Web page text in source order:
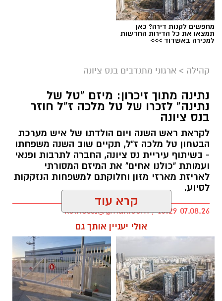
מחפשים לקנות דירה? כאן
תמצאו את כל הדירות החדשות
למכירה באשדוד >>>
קהילה > ארגוני מתנדבים בנס ציונה
נתינה מתוך זיכרון: מיזם "טל של
נתינה" לזכרו של טל מלכה ז"ל חוזר
בנס ציונה
לקראת ראש השנה ויום הולדתו של איש מערכת
הבטחון טל מלכה ז"ל, תקיים שוב השנה משפחתו
- בשיתוף עיריית נס ציונה, החברה לתרבות ופנאי
ועמותת "כולנו אחים" את המיזם המסורתי
לאריזת מארזי מזון וחלוקתם למשפחות הנזקקות
לסיוע.
kolness1@gmail.com / 10:29 07.08.26
תגים:סמ"ר טל מלכה ז"ל
קרא עוד
אולי יעניין אותך גם